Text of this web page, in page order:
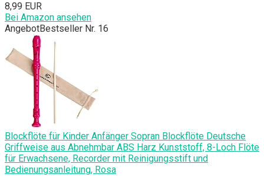
8,99 EUR
Bei Amazon ansehen
AngebotBestseller Nr. 16
Blockflöte für Kinder Anfänger Sopran Blockflöte Deutsche
Griffweise aus Abnehmbar ABS Harz Kunststoff, 8-Loch Flöte
für Erwachsene, Recorder mit Reinigungsstift und
Bedienungsanleitung, Rosa